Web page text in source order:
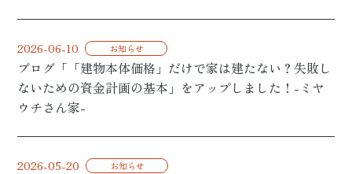
2026-06-10 お知らせ
ブログ「「建物本体価格」だけで家は建たない？失敗し
ないための資金計画の基本」をアップしました！-ミヤ
ウチさん家-
2026-05-20 お知らせ